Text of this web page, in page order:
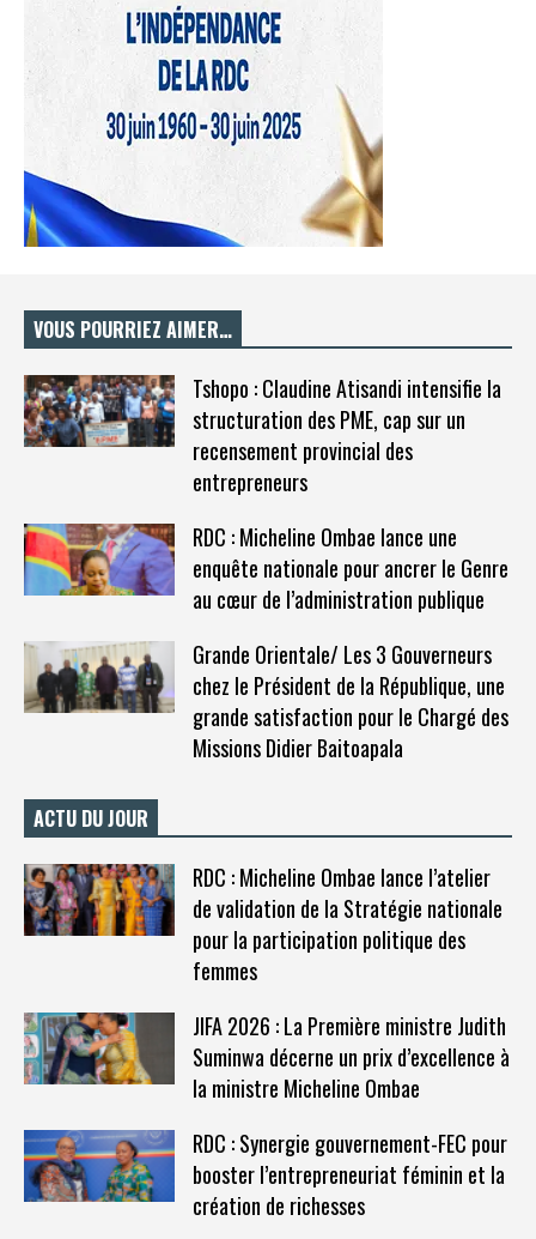
VOUS POURRIEZ AIMER…
Tshopo : Claudine Atisandi intensifie la
structuration des PME, cap sur un
recensement provincial des
entrepreneurs
RDC : Micheline Ombae lance une
enquête nationale pour ancrer le Genre
au cœur de l’administration publique
Grande Orientale/ Les 3 Gouverneurs
chez le Président de la République, une
grande satisfaction pour le Chargé des
Missions Didier Baitoapala
ACTU DU JOUR
RDC : Micheline Ombae lance l’atelier
de validation de la Stratégie nationale
pour la participation politique des
femmes
JIFA 2026 : La Première ministre Judith
Suminwa décerne un prix d’excellence à
la ministre Micheline Ombae
RDC : Synergie gouvernement-FEC pour
booster l’entrepreneuriat féminin et la
création de richesses